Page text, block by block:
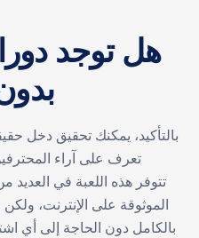
هل توجد
بالتأكيد، يمكنك تحقيق دخل
تعرف على آراء
الموثوقة على الإنترنت،
بالكامل دون الحاجة إلى أي